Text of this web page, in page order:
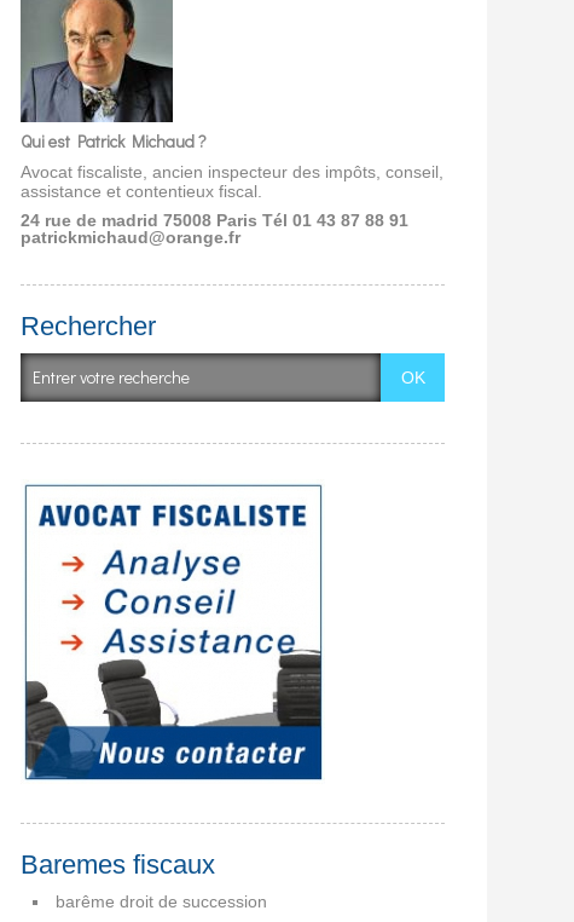
Qui est Patrick Michaud ?
Avocat fiscaliste, ancien inspecteur des impôts, conseil,
assistance et contentieux fiscal.
24 rue de madrid 75008 ParisTél 01 43 87 88 91
patrickmichaud@orange.fr
Rechercher
Baremes fiscaux
barême droit de succession